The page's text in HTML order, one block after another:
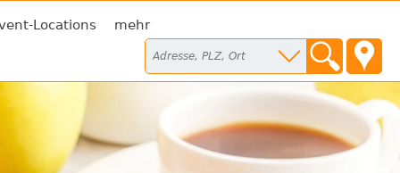
Locations mehr